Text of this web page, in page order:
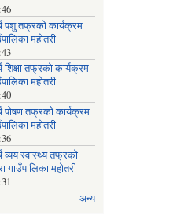
तफ्रको कार्यक्रम
महोतरी
तफ्रको कार्यक्रम
महोतरी
तफ्रको कार्यक्रम
महोतरी
स्वास्थ्य तफ्रको
गाउँपालिका महोतरी
अन्य